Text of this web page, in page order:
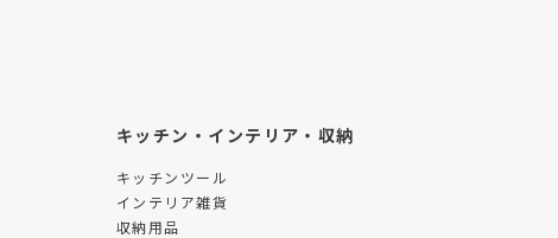
キッチン・インテリア・収納
キッチンツール
インテリア雑貨
収納用品